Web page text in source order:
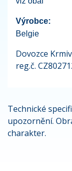
Výrobce:
Belgie
Dovozce
reg.č.
Technické
upozornění.
charakter.